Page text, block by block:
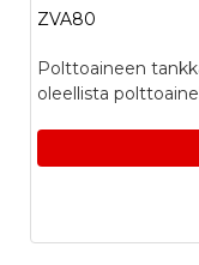
ZVA80
Polttoaineen
oleellista